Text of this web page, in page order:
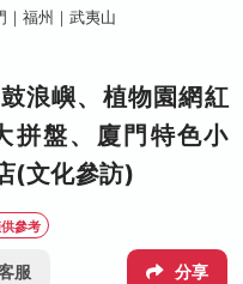
｜福州｜武夷山
浪嶼、植物園網紅
拼盤、廈門特色小
(文化參訪)
參考
服 分享